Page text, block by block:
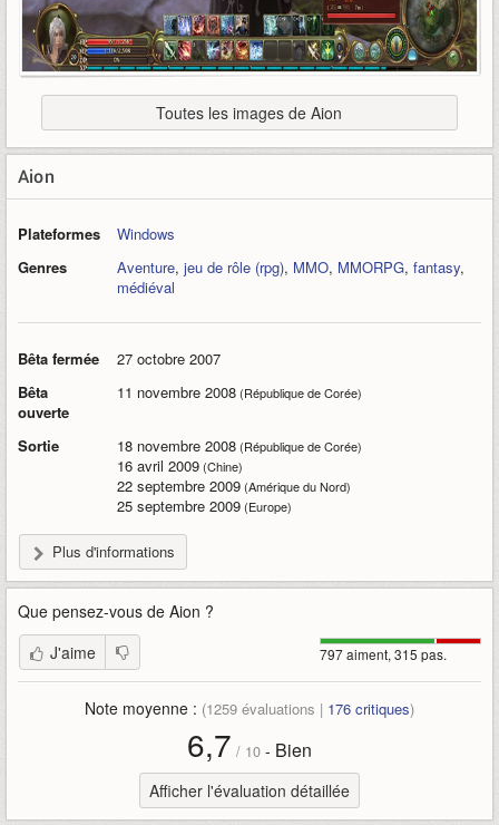
Toutes les images de Aion
Aion
Plateformes
Windows
Genres
Aventure, jeu de rôle (rpg), MMO, MMORPG, fantasy,
médiéval
Bêta fermée
27 octobre 2007
Bêta
ouverte
11 novembre 2008(République de Corée)
Sortie 18 novembre 2008(République de Corée)
16 avril 2009(Chine)
22 septembre 2009(Amérique du Nord)
25 septembre 2009(Europe)
Plus d'informations
Que pensez-vous de Aion ?
797 aiment, 315 pas.
J'aime
Note moyenne : (1259 évaluations | 176 critiques)
6,7 / 10 - Bien
Afficher l'évaluation détaillée